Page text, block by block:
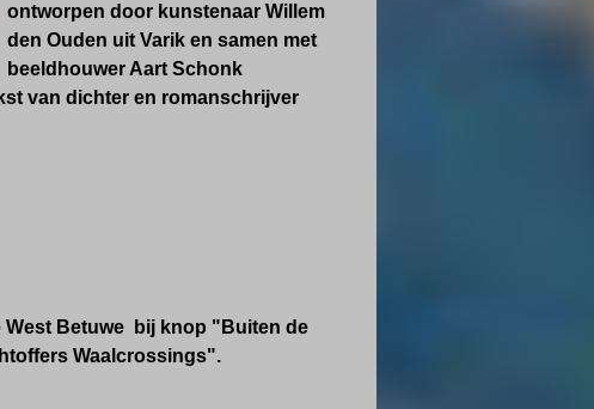
ontworpen door kunstenaar Willem
den Ouden uit Varik en samen met
beeldhouwer Aart Schonk
van dichter en romanschrijver
West Betuwe bij knop "Buiten de
Waalcrossings".